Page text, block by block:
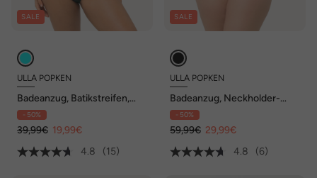
SALE
ULLA POPKEN
Badeanzug, Batikstreifen,
ohne Softcups, Rundhals
- 50%
39,99€ 19,99€
4.8
(15)
SALE
ULLA POPKEN
Badeanzug, Neckholder-
Optik, Softcups, Knoten
- 50%
59,99€ 29,99€
4.8
(6)